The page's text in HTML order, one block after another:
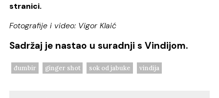
stranici.
Fotografije i video: Vigor Klaić
Sadržaj je nastao u suradnji s Vindijom.
đumbir ginger shot sok od jabuke vindija